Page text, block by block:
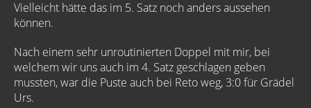
Vielleicht hätte das im 5. Satz noch anders aussehen
können.
Nach einem sehr unroutinierten Doppel mit mir, bei
welchem wir uns auch im 4. Satz geschlagen geben
mussten, war die Puste auch bei Reto weg, 3:0 für Grädel
Urs.